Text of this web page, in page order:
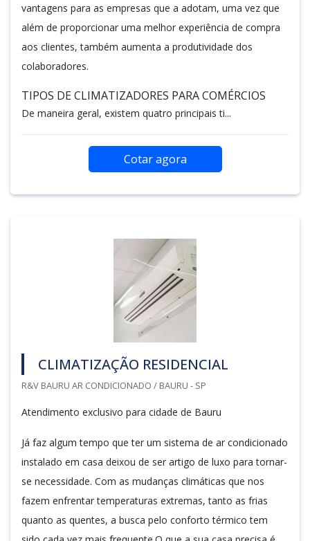
vantagens para as empresas que a adotam, uma vez que
além de proporcionar uma melhor experiência de compra
aos clientes, também aumenta a produtividade dos
colaboradores.
TIPOS DE CLIMATIZADORES PARA COMÉRCIOS
De maneira geral, existem quatro principais ti...
Cotar agora
CLIMATIZAÇÃO RESIDENCIAL
R&V BAURU AR CONDICIONADO / BAURU - SP
Atendimento exclusivo para cidade de Bauru
Já faz algum tempo que ter um sistema de ar condicionado
instalado em casa deixou de ser artigo de luxo para tornar-
se necessidade. Com as mudanças climáticas que nos
fazem enfrentar temperaturas extremas, tanto as frias
quanto as quentes, a busca pelo conforto térmico tem